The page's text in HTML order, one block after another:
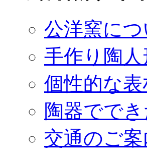
公洋窯につ
手作り陶人
個性的な表
陶器でで
交通のご案